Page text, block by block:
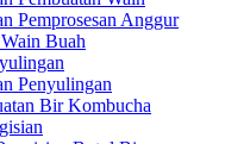
Pemprosesan Anggur
Buah
Penyulingan
Bir Kombucha